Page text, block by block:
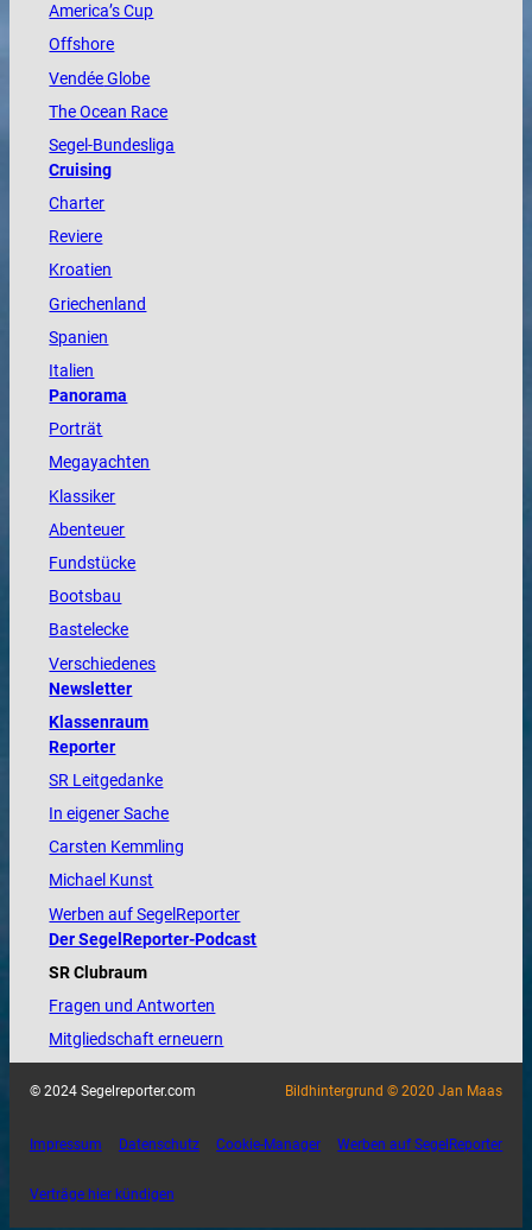
America’s Cup
Offshore
VendéeGlobe
TheOcean Race
Segel-Bundesliga
Cruising
Charter
Reviere
Kroatien
Griechenland
Spanien
Italien
Panorama
Porträt
Megayachten
Klassiker
Abenteuer
Fundstücke
Bootsbau
Bastelecke
Verschiedenes
Newsletter
Klassenraum
Reporter
SR Leitgedanke
In eigener Sache
Carsten Kemmling
Michael Kunst
Werben auf SegelReporter
Der SegelReporter-Podcast
SR Clubraum
Fragen und Antworten
Mitgliedschaft erneuern
© 2024 Segelreporter.com Bildhintergrund © 2020 Jan Maas
Impressum Datenschutz Cookie-Manager Werben auf SegelReporter
Verträge hier kündigen